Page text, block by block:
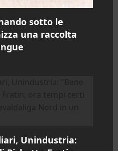
sotto le
una raccolta
Unindustria: